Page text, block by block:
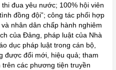
đua yêu nước; 100% hội viên
đồng đội”; công tác phối hợp
nhân dân chấp hành nghiêm
của Đảng, pháp luật của Nhà
dục pháp luật trong cán bộ,
được đổi mới, hiệu quả; tham
các phương tiện truyền